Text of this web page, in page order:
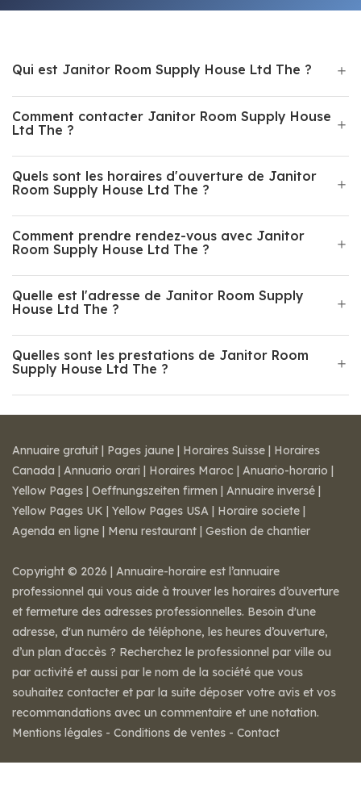
Qui est Janitor Room Supply House Ltd The ?
Comment contacter Janitor Room Supply House
Ltd The ?
Quels sont les horaires d'ouverture de Janitor
Room Supply House Ltd The ?
Comment prendre rendez-vous avec Janitor
Room Supply House Ltd The ?
Quelle est l'adresse de Janitor Room Supply
House Ltd The ?
Quelles sont les prestations de Janitor Room
Supply House Ltd The ?
Annuaire gratuit | Pages jaune | Horaires Suisse | Horaires
Canada | Annuario orari | Horaires Maroc | Anuario-horario |
Yellow Pages | Oeffnungszeiten firmen | Annuaire inversé |
Yellow Pages UK | Yellow Pages USA | Horaire societe |
Agenda en ligne | Menu restaurant | Gestion de chantier
Copyright © 2026 | Annuaire-horaire est l’annuaire
professionnel qui vous aide à trouver les horaires d’ouverture
et fermeture des adresses professionnelles. Besoin d'une
adresse, d'un numéro de téléphone, les heures d’ouverture,
d’un plan d'accès ? Recherchez le professionnel par ville ou
par activité et aussi par le nom de la société que vous
souhaitez contacter et par la suite déposer votre avis et vos
recommandations avec un commentaire et une notation.
Mentions légales - Conditions de ventes - Contact